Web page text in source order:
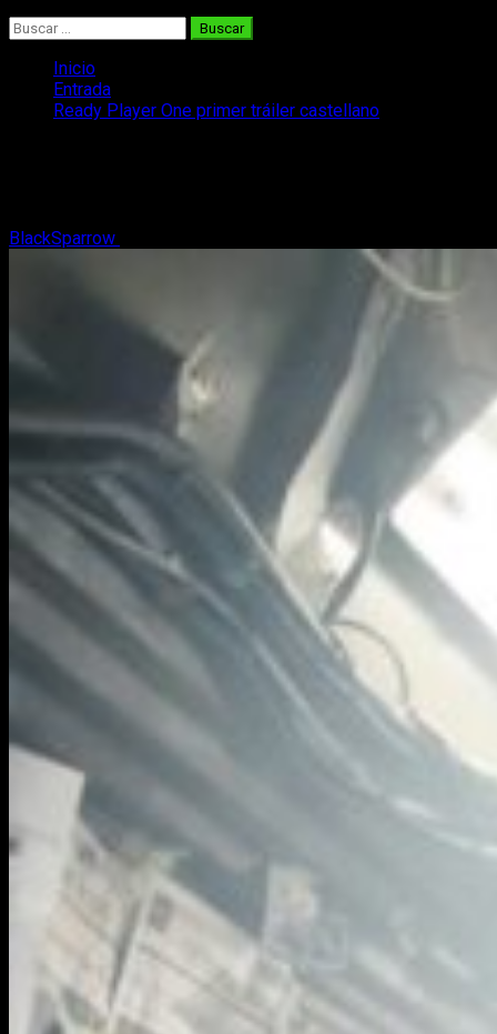
Buscar:
Inicio
Entrada
Ready Player One primer tráiler castellano
BlackSparrow